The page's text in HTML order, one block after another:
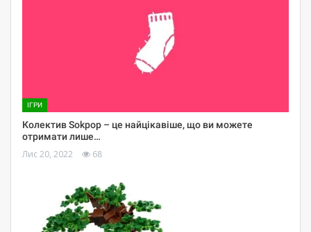
ІГРИ
Колектив Sokpop – це найцікавіше, що ви можете
отримати лише…
Лис 20, 2022 68